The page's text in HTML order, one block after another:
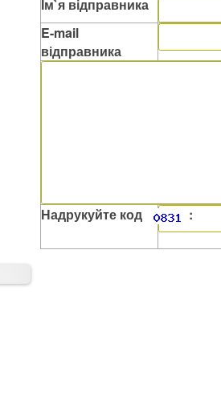
Ім`я відправника
E-mail
відправника
Надрукуйте код :